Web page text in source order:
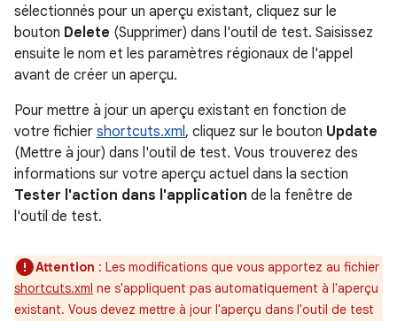
sélectionnés pour un aperçu existant, cliquez sur le
bouton Delete (Supprimer) dans l'outil de test. Saisissez
ensuite le nom et les paramètres régionaux de l'appel
avant de créer un aperçu.
Pour mettre à jour un aperçu existant en fonction de
votre fichier shortcuts.xml , cliquez sur le bouton Update
(Mettre à jour) dans l'outil de test. Vous trouverez des
informations sur votre aperçu actuel dans la section
Tester l'action dans l'application de la fenêtre de
l'outil de test.
Attention : Les modifications que vous apportez au fichier
shortcuts.xml ne s'appliquent pas automatiquement à l'aperçu
existant. Vous devez mettre à jour l'aperçu dans l'outil de test